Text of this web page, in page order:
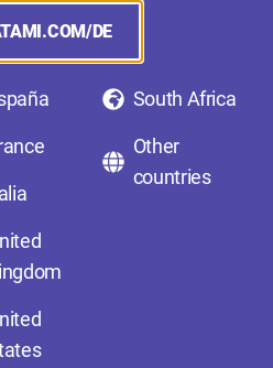
DE
South Africa
Other
countries